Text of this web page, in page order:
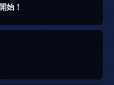
始！